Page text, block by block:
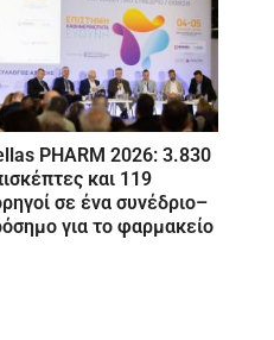
PHARM 2026: 3.830
και 119
σε ένα συνέδριο–
για το φαρμακείο